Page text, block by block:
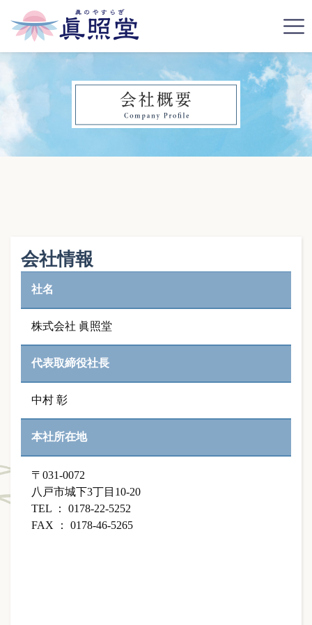
会社情報
社名
株式会社 眞照堂
代表取締役社長
中村 彰
本社所在地
〒031-0072
八戸市城下3丁目10-20
TEL ： 0178-22-5252
FAX ： 0178-46-5265